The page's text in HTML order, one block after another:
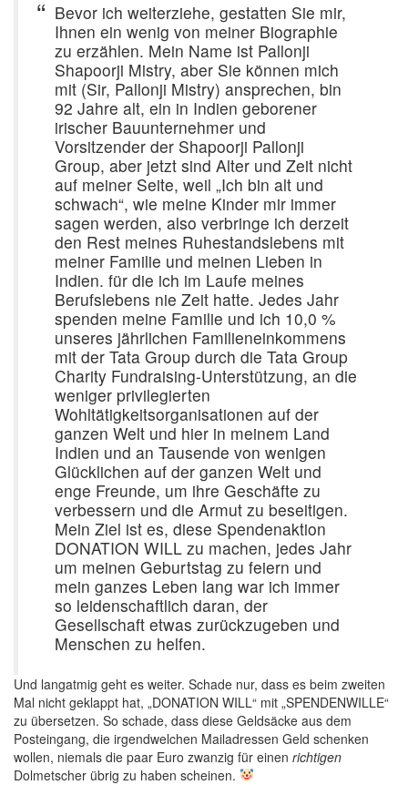
Bevor ich weiterziehe, gestatten Sie mir,
Ihnen ein wenig von meiner Biographie
zu erzählen. Mein Name ist Pallonji
Shapoorji Mistry, aber Sie können mich
mit (Sir, Pallonji Mistry) ansprechen, bin
92 Jahre alt, ein in Indien geborener
irischer Bauunternehmer und
Vorsitzender der Shapoorji Pallonji
Group, aber jetzt sind Alter und Zeit nicht
auf meiner Seite, weil „Ich bin alt und
schwach“, wie meine Kinder mir immer
sagen werden, also verbringe ich derzeit
den Rest meines Ruhestandslebens mit
meiner Familie und meinen Lieben in
Indien. für die ich im Laufe meines
Berufslebens nie Zeit hatte. Jedes Jahr
spenden meine Familie und ich 10,0 %
unseres jährlichen Familieneinkommens
mit der Tata Group durch die Tata Group
Charity Fundraising-Unterstützung, an die
weniger privilegierten
Wohltätigkeitsorganisationen auf der
ganzen Welt und hier in meinem Land
Indien und an Tausende von wenigen
Glücklichen auf der ganzen Welt und
enge Freunde, um ihre Geschäfte zu
verbessern und die Armut zu beseitigen.
Mein Ziel ist es, diese Spendenaktion
DONATION WILL zu machen, jedes Jahr
um meinen Geburtstag zu feiern und
mein ganzes Leben lang war ich immer
so leidenschaftlich daran, der
Gesellschaft etwas zurückzugeben und
Menschen zu helfen.
Und langatmig geht es weiter. Schade nur, dass es beim zweiten
Mal nicht geklappt hat, „DONATION WILL“ mit „SPENDENWILLE“
zu übersetzen. So schade, dass diese Geldsäcke aus dem
Posteingang, die irgendwelchen Mailadressen Geld schenken
wollen, niemals die paar Euro zwanzig für einen richtigen
Dolmetscher übrig zu haben scheinen.